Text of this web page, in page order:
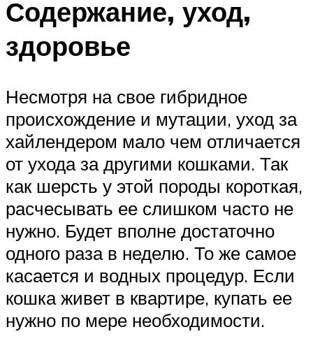
Содержание, уход,
здоровье
Несмотря на свое гибридное
происхождение и мутации, уход за
хайлендером мало чем отличается
от ухода за другими кошками. Так
как шерсть у этой породы короткая,
расчесывать ее слишком часто не
нужно. Будет вполне достаточно
одного раза в неделю. То же самое
касается и водных процедур. Если
кошка живет в квартире, купать ее
нужно по мере необходимости.